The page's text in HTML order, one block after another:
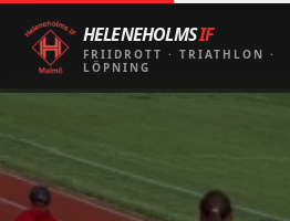
HELENEHOLMSIF
FRIIDROTT · TRIATHLON ·
LÖPNING